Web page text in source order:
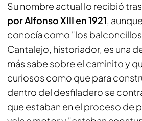
Su nombre actual lo recibió
por Alfonso XIII en 1921,
conocía como "los
Cantalejo, historiador, es una
más sabe sobre el caminito y
curiosos como que para
dentro del desfiladero se
que estaban en el proceso de